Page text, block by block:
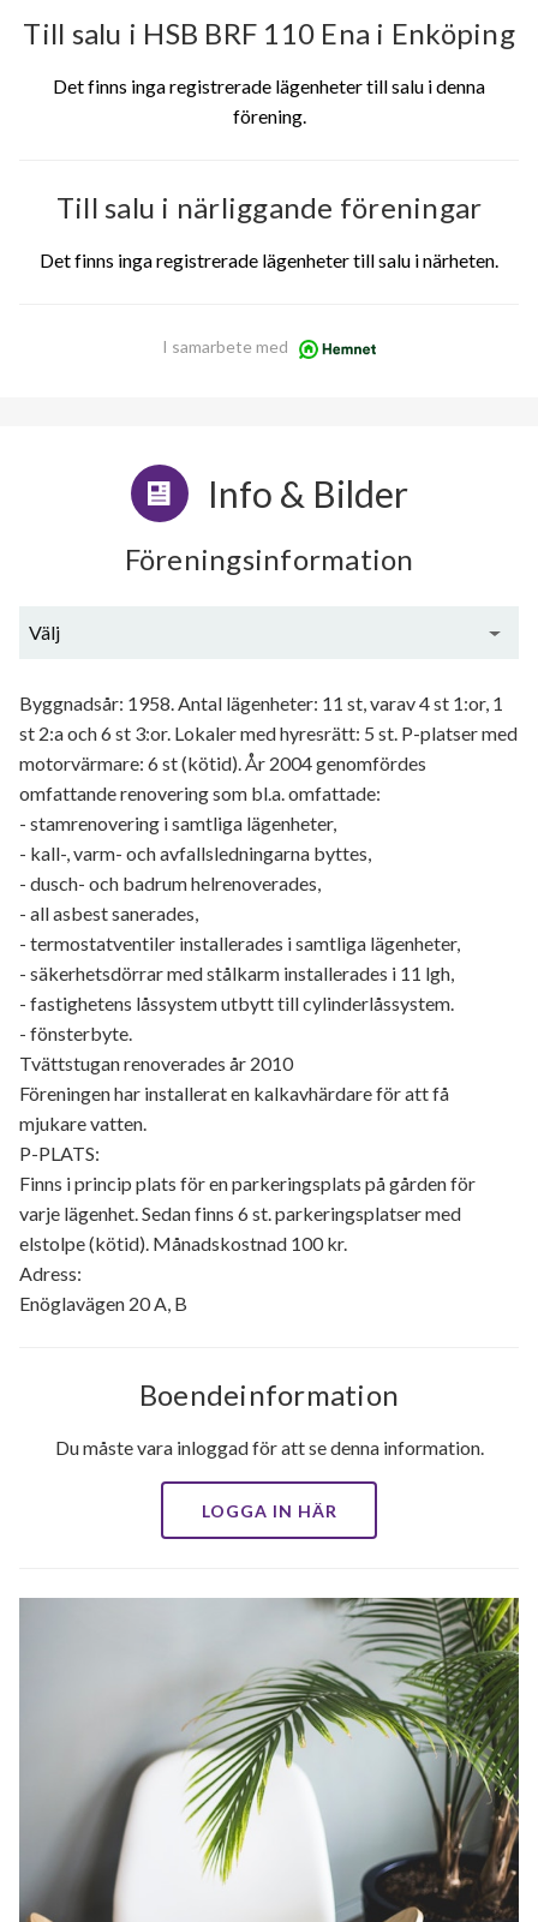
Till salu i HSB BRF 110 Ena i Enköping
Det finns inga registrerade lägenheter till salu i denna
förening.
Till salu i närliggande föreningar
Det finns inga registrerade lägenheter till salu i närheten.
I samarbete med
Info & Bilder
Föreningsinformation
Välj
Byggnadsår: 1958. Antal lägenheter: 11 st, varav 4 st 1:or, 1
st 2:a och 6 st 3:or. Lokaler med hyresrätt: 5 st. P-platser med
motorvärmare: 6 st (kötid). År 2004 genomfördes
omfattande renovering som bl.a. omfattade:
- stamrenovering i samtliga lägenheter,
- kall-, varm- och avfallsledningarna byttes,
- dusch- och badrum helrenoverades,
- all asbest sanerades,
- termostatventiler installerades i samtliga lägenheter,
- säkerhetsdörrar med stålkarm installerades i 11 lgh,
- fastighetens låssystem utbytt till cylinderlåssystem.
- fönsterbyte.
Tvättstugan renoverades år 2010
Föreningen har installerat en kalkavhärdare för att få
mjukare vatten.
P-PLATS:
Finns i princip plats för en parkeringsplats på gården för
varje lägenhet. Sedan finns 6 st. parkeringsplatser med
elstolpe (kötid). Månadskostnad 100 kr.
Adress:
Enöglavägen 20 A, B
Boendeinformation
Du måste vara inloggad för att se denna information.
LOGGA IN HÄR